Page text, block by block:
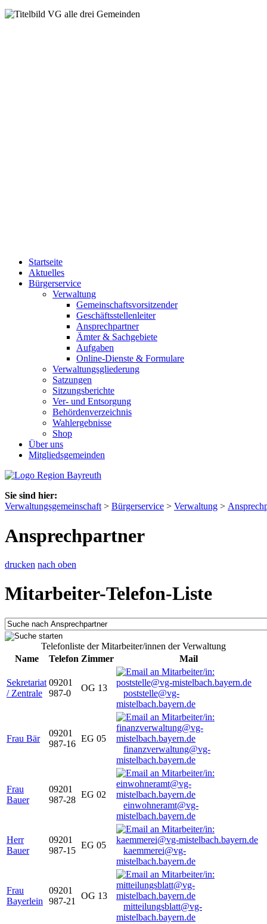
Startseite
Aktuelles
Bürgerservice
Verwaltung
Gemeinschaftsvorsitzender
Geschäftsstellenleiter
Ansprechpartner
Ämter & Sachgebiete
Aufgaben
Online-Dienste & Formulare
Verwaltungsgliederung
Satzungen
Sitzungsberichte
Ver- und Entsorgung
Behördenverzeichnis
Wahlergebnisse
Shop
Über uns
Mitgliedsgemeinden
Sie sind hier:
Verwaltungsgemeinschaft > Bürgerservice > Verwaltung >
Ansprechpartner
drucken nach oben
Mitarbeiter-Telefon-Liste
Telefonliste der Mitarbeiter/innen der Verwaltung
Name
Telefon Zimmer Mail
Sekretariat
/ Zentrale
09201
987-0
OG 13
poststelle@vg-
mistelbach.bayern.de
Frau Bär
09201
987-16
EG 05
finanzverwaltung@vg-
mistelbach.bayern.de
Frau
Bauer
09201
987-28
EG 02
einwohneramt@vg-
mistelbach.bayern.de
Herr
Bauer
09201
987-15
EG 05
kaemmerei@vg-
mistelbach.bayern.de
Frau
Bayerlein
09201
987-21
OG 13
mitteilungsblatt@vg-
mistelbach.bayern.de